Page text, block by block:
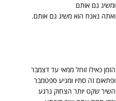
ומשיג גם אותם
ואתה נאנח הוא משיג גם אותם.
הזמן כאילו זוחל ממאי עד דצמבר
ופתאום זה סתיו ומגיע ספטמבר
השיר שקט יותר הצחוק נרגע